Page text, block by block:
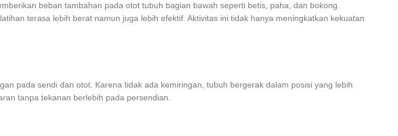
beban tambahan pada otot tubuh bagian bawah seperti betis, paha, dan bokong.
terasa lebih berat namun juga lebih efektif. Aktivitas ini tidak hanya meningkatkan kekuatan
pada sendi dan otot. Karena tidak ada kemiringan, tubuh bergerak dalam posisi yang lebih
tanpa tekanan berlebih pada persendian.